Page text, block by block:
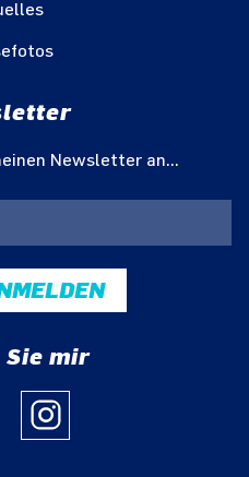
Newsletter an...
Sie mir